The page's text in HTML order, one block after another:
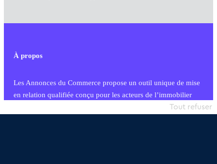
À propos
Les Annonces du Commerce propose un outil unique de mise
en relation qualifiée conçu pour les acteurs de l’immobilier
commercial et les collectivités territoriales, simple et intégrant
Tout refuser